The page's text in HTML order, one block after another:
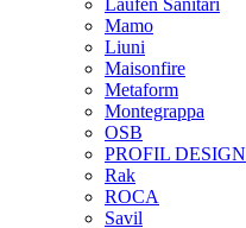
Mamo
Liuni
Maisonfire
Metaform
Montegrappa
OSB
PROFIL DESIGN
Rak
ROCA
Savil